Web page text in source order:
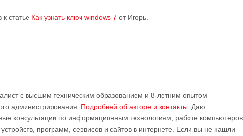
статье Как узнать ключ windows 7 от Игорь.
с высшим техническим образованием и 8-летним опытом
администрирования. Подробней об авторе и контакты . Даю
консультации по информационным технологиям, работе компьютеров
устройств, программ, сервисов и сайтов в интернете. Если вы не нашли